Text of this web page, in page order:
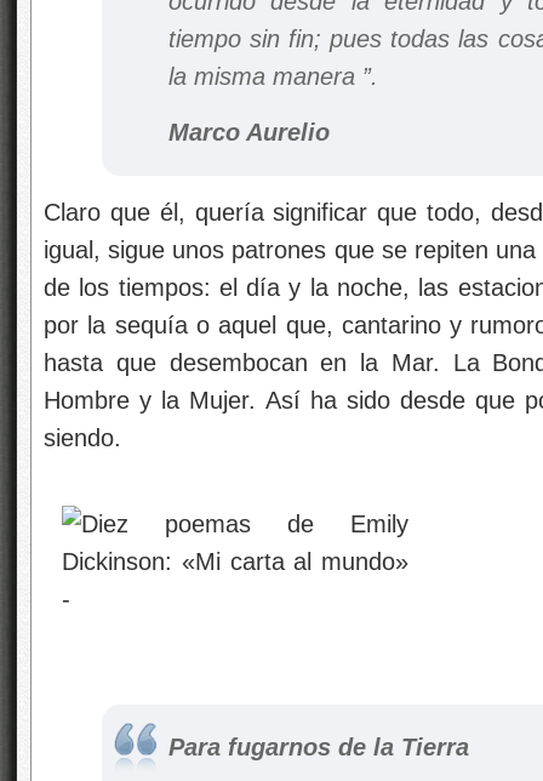
tiempo sin fin; pues todas las
la misma manera ”.
Marco Aurelio
Claro que él, quería significar que todo,
igual, sigue unos patrones que se repiten
de los tiempos: el día y la noche, las
por la sequía o aquel que, cantarino y
hasta que desembocan en la Mar. La
Hombre y la Mujer. Así ha sido desde que
siendo.
Para fugarnos de la Tierra